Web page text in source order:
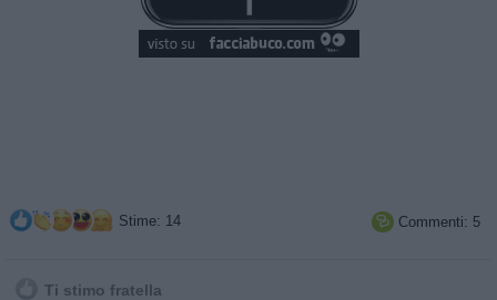
Stime: 14  Commenti: 5
Ti stimo fratella